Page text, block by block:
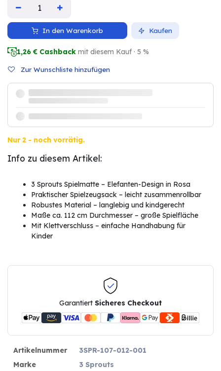
In den Warenkorb Kaufen
1,26 € Cashback mit diesem Kauf · 5 %
Zur Wunschliste hinzufügen
Nur 2 - noch vorrätig.
Info zu diesem Artikel:
3 Sprouts Spielmatte – Elefanten-Design in Rosa
Praktischer Spielzeugsack – leicht zusammenrollbar
Robustes Material – langlebig und kindgerecht
Maße ca. 112 cm Durchmesser – große Spielfläche
Mit Klettverschluss – einfache Handhabung für
Kinder
Garantiert Sicheres Checkout
Artikelnummer
3SPR-107-012-001
Marke
3 Sprouts